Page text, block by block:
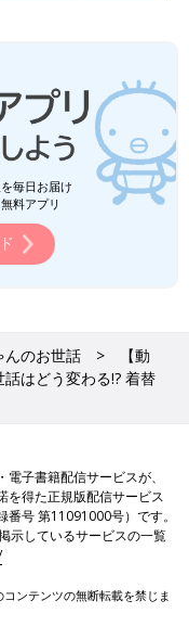
毎日お届け
料アプリ
んのお世話
【動
はどう変わる!? 着替
子書籍配信サービスが、
を得た正規版配信サービス
号 第11091000号）です。
示しているサービスの一覧
ンテンツの無断転載を禁じま